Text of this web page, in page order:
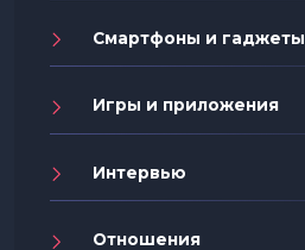
Смартфоны и гаджеты
Игры и приложения
Интервью
Отношения